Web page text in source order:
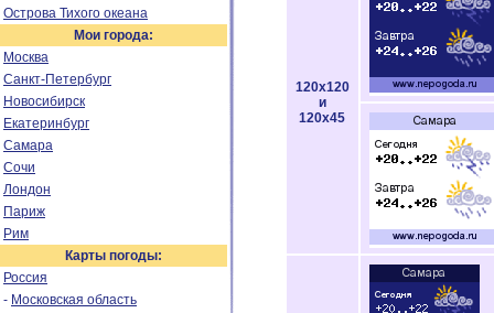
Острова Тихого океана
Мои города:
Москва
Санкт-Петербург
Новосибирск
Екатеринбург
Самара
Сочи
Лондон
Париж
Рим
Карты погоды:
Россия
- Московская область
120x120
и
120x45